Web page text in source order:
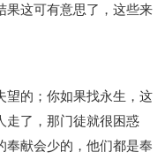
果这可有意思了，这些来
望的；你如果找永生，这
走了，那门徒就很困惑
奉献会少的，他们都是奉